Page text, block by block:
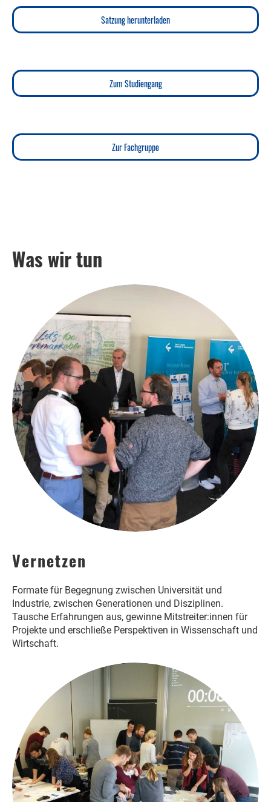
Satzung herunterladen
Zum Studiengang
Zur Fachgruppe
Was wir tun
Vernetzen
Formate für Begegnung zwischen Universität und
Industrie, zwischen Generationen und Disziplinen.
Tausche Erfahrungen aus, gewinne Mitstreiter:innen für
Projekte und erschließe Perspektiven in Wissenschaft und
Wirtschaft.